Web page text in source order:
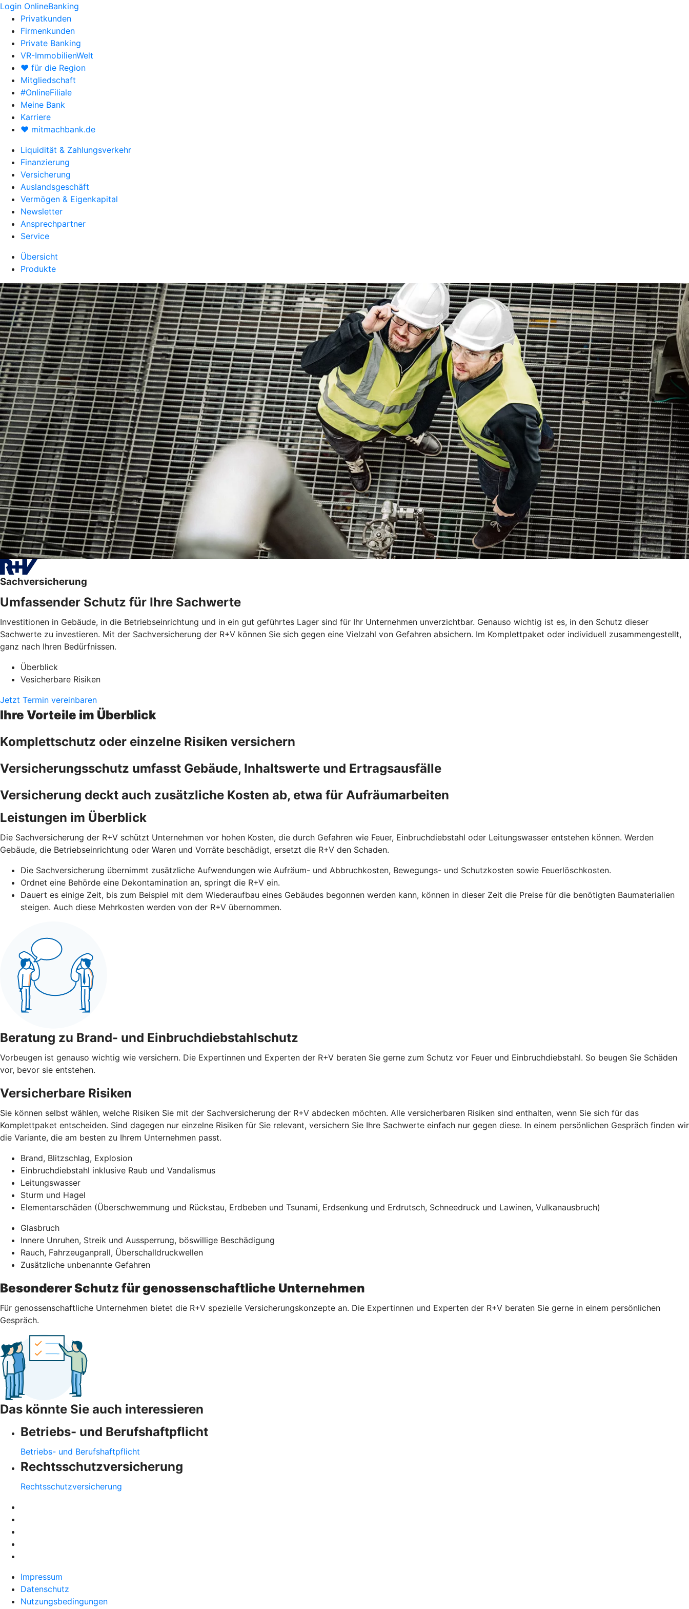
Login OnlineBanking
Privatkunden
Firmenkunden
Private Banking
VR-ImmobilienWelt
♥ für die Region
Mitgliedschaft
#OnlineFiliale
Meine Bank
Karriere
♥ mitmachbank.de
Liquidität & Zahlungsverkehr
Finanzierung
Versicherung
Auslandsgeschäft
Vermögen & Eigenkapital
Newsletter
Ansprechpartner
Service
Übersicht
Produkte
Sachversicherung
Umfassender Schutz für Ihre Sachwerte
Investitionen in Gebäude, in die Betriebseinrichtung und in ein gut geführtes Lager sind für Ihr Unternehmen unverzichtbar. Genauso wichtig ist es, in den Schutz dieser
Sachwerte zu investieren. Mit der Sachversicherung der R+V können Sie sich gegen eine Vielzahl von Gefahren absichern. Im Komplettpaket oder individuell zusammengestellt,
ganz nach Ihren Bedürfnissen.
Überblick
Vesicherbare Risiken
Jetzt Termin vereinbaren
Ihre Vorteile im Überblick
Komplettschutz oder einzelne Risiken versichern
Versicherungsschutz umfasst Gebäude, Inhaltswerte und Ertragsausfälle
Versicherung deckt auch zusätzliche Kosten ab, etwa für Aufräumarbeiten
Leistungen im Überblick
Die Sachversicherung der R+V schützt Unternehmen vor hohen Kosten, die durch Gefahren wie Feuer, Einbruchdiebstahl oder Leitungswasser entstehen können. Werden
Gebäude, die Betriebseinrichtung oder Waren und Vorräte beschädigt, ersetzt die R+V den Schaden.
Die Sachversicherung übernimmt zusätzliche Aufwendungen wie Aufräum- und Abbruchkosten, Bewegungs- und Schutzkosten sowie Feuerlöschkosten.
Ordnet eine Behörde eine Dekontamination an, springt die R+V ein.
Dauert es einige Zeit, bis zum Beispiel mit dem Wiederaufbau eines Gebäudes begonnen werden kann, können in dieser Zeit die Preise für die benötigten Baumaterialien
steigen. Auch diese Mehrkosten werden von der R+V übernommen.
Beratung zu Brand- und Einbruchdiebstahlschutz
Vorbeugen ist genauso wichtig wie versichern. Die Expertinnen und Experten der R+V beraten Sie gerne zum Schutz vor Feuer und Einbruchdiebstahl. So beugen Sie Schäden
vor, bevor sie entstehen.
Versicherbare Risiken
Sie können selbst wählen, welche Risiken Sie mit der Sachversicherung der R+V abdecken möchten. Alle versicherbaren Risiken sind enthalten, wenn Sie sich für das
Komplettpaket entscheiden. Sind dagegen nur einzelne Risiken für Sie relevant, versichern Sie Ihre Sachwerte einfach nur gegen diese. In einem persönlichen Gespräch finden wir
die Variante, die am besten zu Ihrem Unternehmen passt.
Brand, Blitzschlag, Explosion
Einbruchdiebstahl inklusive Raub und Vandalismus
Leitungswasser
Sturm und Hagel
Elementarschäden (Überschwemmung und Rückstau, Erdbeben und Tsunami, Erdsenkung und Erdrutsch, Schneedruck und Lawinen, Vulkanausbruch)
Glasbruch
Innere Unruhen, Streik und Aussperrung, böswillige Beschädigung
Rauch, Fahrzeuganprall, Überschalldruckwellen
Zusätzliche unbenannte Gefahren
Besonderer Schutz für genossenschaftliche Unternehmen
Für genossenschaftliche Unternehmen bietet die R+V spezielle Versicherungskonzepte an. Die Expertinnen und Experten der R+V beraten Sie gerne in einem persönlichen
Gespräch.
Das könnte Sie auch interessieren
Betriebs- und Berufshaftpflicht
Betriebs- und Berufshaftpflicht
Rechtsschutzversicherung
Rechtsschutzversicherung
Impressum
Datenschutz
Nutzungsbedingungen